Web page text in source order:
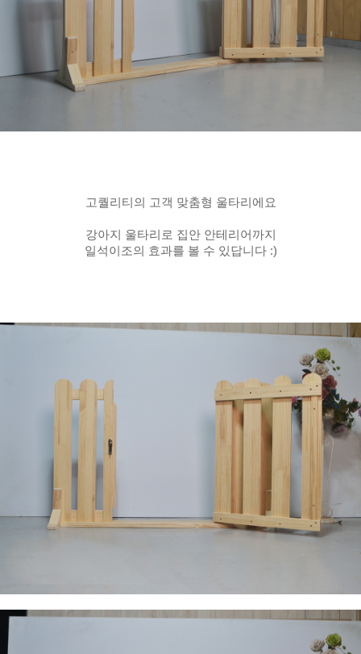
고퀄리티의 고객 맞춤형 울타리에요
강아지 울타리로 집안 안테리어까지
일석이조의 효과를 볼 수 있답니다 :)